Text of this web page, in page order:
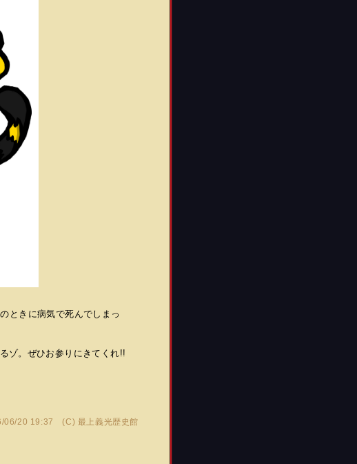
ときに病気で死んでしまっ
ゾ。ぜひお参りにきてくれ!!
06/20 19:37 (C) 最上義光歴史館